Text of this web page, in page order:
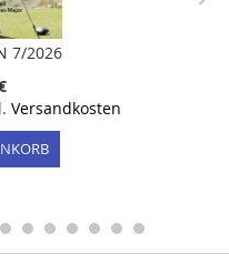
7/2026
Versandkosten